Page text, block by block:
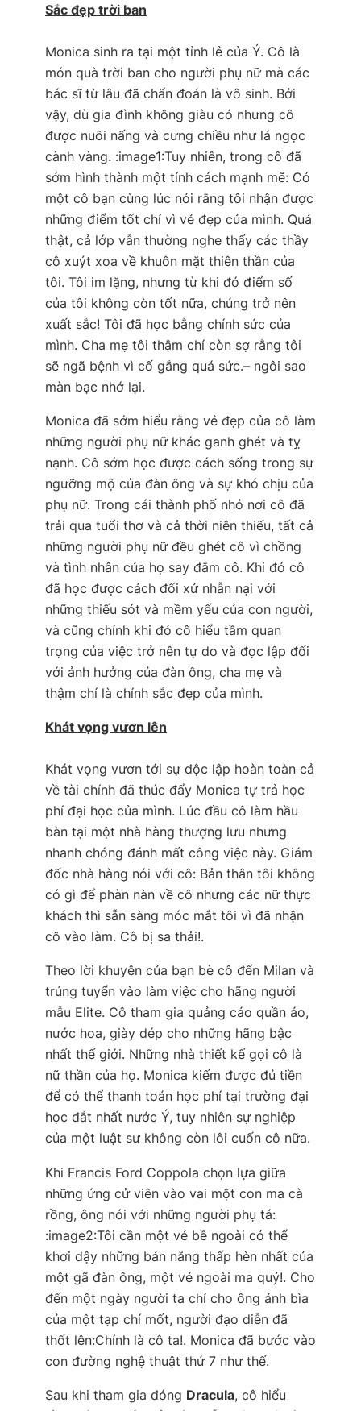
Sắc đẹp trời ban
Monica sinh ra tại một tỉnh lẻ của Ý. Cô là
món quà trời ban cho người phụ nữ mà các
bác sĩ từ lâu đã chẩn đoán là vô sinh. Bởi
vậy, dù gia đình không giàu có nhưng cô
được nuôi nấng và cưng chiều như lá ngọc
cành vàng. :image1:Tuy nhiên, trong cô đã
sớm hình thành một tính cách mạnh mẽ: Có
một cô bạn cùng lúc nói rằng tôi nhận được
những điểm tốt chỉ vì vẻ đẹp của mình. Quả
thật, cả lớp vẫn thường nghe thấy các thầy
cô xuýt xoa về khuôn mặt thiên thần của
tôi. Tôi im lặng, nhưng từ khi đó điểm số
của tôi không còn tốt nữa, chúng trở nên
xuất sắc! Tôi đã học bằng chính sức của
mình. Cha mẹ tôi thậm chí còn sợ rằng tôi
sẽ ngã bệnh vì cố gắng quá sức.– ngôi sao
màn bạc nhớ lại.
Monica đã sớm hiểu rằng vẻ đẹp của cô làm
những người phụ nữ khác ganh ghét và tỵ
nạnh. Cô sớm học được cách sống trong sự
ngưỡng mộ của đàn ông và sự khó chịu của
phụ nữ. Trong cái thành phố nhỏ nơi cô đã
trải qua tuổi thơ và cả thời niên thiếu, tất cả
những người phụ nữ đều ghét cô vì chồng
và tình nhân của họ say đắm cô. Khi đó cô
đã học được cách đối xử nhẫn nại với
những thiếu sót và mềm yếu của con người,
và cũng chính khi đó cô hiểu tầm quan
trọng của việc trở nên tự do và đọc lập đối
với ảnh hưởng của đàn ông, cha mẹ và
thậm chí là chính sắc đẹp của mình.
Khát vọng vươn lên
Khát vọng vươn tới sự độc lập hoàn toàn cả
về tài chính đã thúc đẩy Monica tự trả học
phí đại học của mình. Lúc đầu cô làm hầu
bàn tại một nhà hàng thượng lưu nhưng
nhanh chóng đánh mất công việc này. Giám
đốc nhà hàng nói với cô: Bản thân tôi không
có gì để phàn nàn về cô nhưng các nữ thực
khách thì sẵn sàng móc mắt tôi vì đã nhận
cô vào làm. Cô bị sa thải!.
Theo lời khuyên của bạn bè cô đến Milan và
trúng tuyển vào làm việc cho hãng người
mẫu Elite. Cô tham gia quảng cáo quần áo,
nước hoa, giày dép cho những hãng bậc
nhất thế giới. Những nhà thiết kế gọi cô là
nữ thần của họ. Monica kiếm được đủ tiền
để có thể thanh toán học phí tại trường đại
học đắt nhất nước Ý, tuy nhiên sự nghiệp
của một luật sư không còn lôi cuốn cô nữa.
Khi Francis Ford Coppola chọn lựa giữa
những ứng cử viên vào vai một con ma cà
rồng, ông nói với những người phụ tá:
:image2:Tôi cần một vẻ bề ngoài có thể
khơi dậy những bản năng thấp hèn nhất của
một gã đàn ông, một vẻ ngoài ma quỷ!. Cho
đến một ngày người ta chỉ cho ông ảnh bìa
của một tạp chí mốt, người đạo diễn đã
thốt lên:Chính là cô ta!. Monica đã bước vào
con đường nghệ thuật thứ 7 như thế.
Sau khi tham gia đóng Dracula, cô hiểu